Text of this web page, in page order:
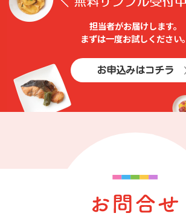
担当者がお届けします。
まずは⼀度お試しください。
お申込みはコチラ